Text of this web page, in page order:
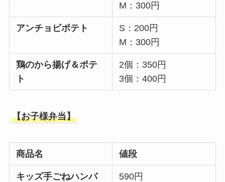
M：300円
アンチョビポテト
S：200円
M：300円
鶏のから揚げ＆ポテ
ト
2個：350円
3個：400円
【お子様弁当】
商品名 値段
キッズ手ごねハンバ
590円